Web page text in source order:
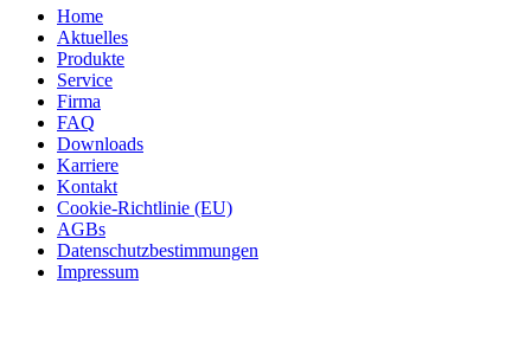
Home
Aktuelles
Produkte
Service
Firma
FAQ
Downloads
Karriere
Kontakt
Cookie-Richtlinie (EU)
AGBs
Datenschutzbestimmungen
Impressum